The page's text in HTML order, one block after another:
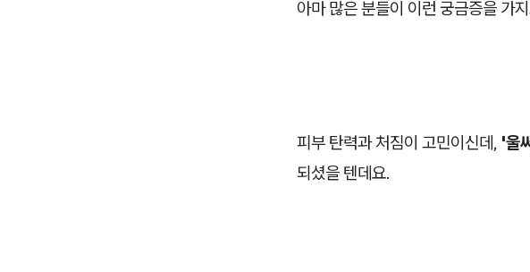
아마 많은 분들이 이런 궁금증을 가
피부 탄력과 처짐이 고민이신데, '울
되셨을 텐데요.